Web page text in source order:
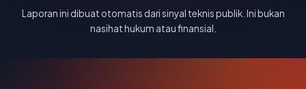
Laporan ini dibuat otomatis dari sinyal teknis publik. Ini bukan
nasihat hukum atau finansial.